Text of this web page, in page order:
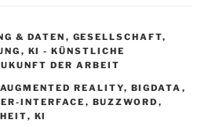
& DATEN , GESELLSCHAFT,
, KI - KÜNSTLICHE
DER ARBEIT
AUGMENTED REALITY, BIGDATA ,
INTERFACE , BUZZWORD ,
, KI